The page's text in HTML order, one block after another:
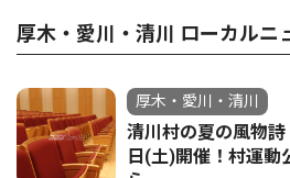
厚木・愛川・清川 ローカルニ
厚木・愛川・清川
清川村の夏の風物
日(土)開催！村運動